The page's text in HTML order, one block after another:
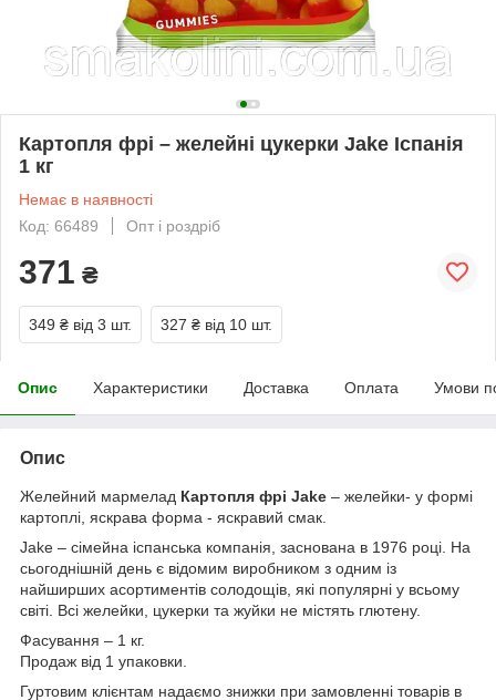
Картопля фрі – желейні цукерки Jake Іспанія
1 кг
Немає в наявності
Код: 66489
Опт і роздріб
371 ₴
349 ₴ від 3 шт. 327 ₴ від 10 шт.
Опис Характеристики Доставка Оплата Умови
Опис
Желейний мармелад Картопля фрі Jake – желейки- у формі
картоплі, яскрава форма - яскравий смак.
Jake – сімейна іспанська компанія, заснована в 1976 році. На
сьогоднішній день є відомим виробником з одним із
найширших асортиментів солодощів, які популярні у всьому
світі. Всі желейки, цукерки та жуйки не містять глютену.
Фасування – 1 кг.
Продаж від 1 упаковки.
Гуртовим клієнтам надаємо знижки при замовленні товарів в